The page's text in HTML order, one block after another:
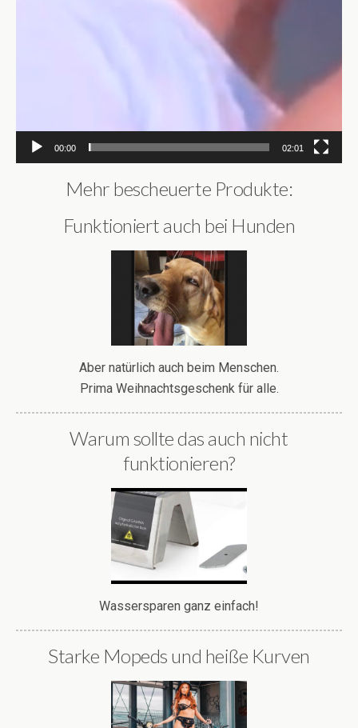
00:00 02:01
Mehr bescheuerte Produkte:
Funktioniert auch bei Hunden
Aber natürlich auch beim Menschen.
Prima Weihnachtsgeschenk für alle.
Warum sollte das auch nicht
funktionieren?
Wassersparen ganz einfach!
Starke Mopeds und heiße Kurven